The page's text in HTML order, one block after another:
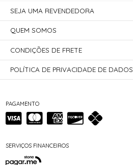
PAGAMENTO
SERVIÇOS FINANCEIROS
SEJA UMA REVENDEDORA
QUEM SOMOS
CONDIÇÕES DE FRETE
POLÍTICA DE PRIVACIDADE DE DADOS